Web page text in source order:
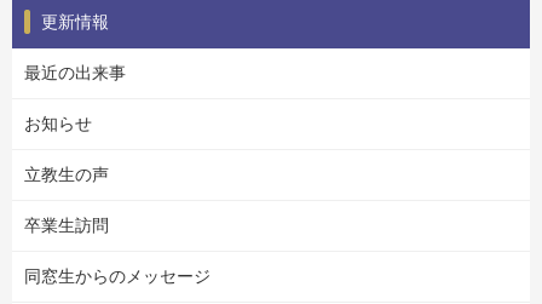
更新情報
最近の出来事
お知らせ
立教生の声
卒業生訪問
同窓生からのメッセージ